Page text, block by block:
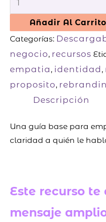
Añadir Al Carrito
Categorías:
negocio, recursos
empatia , identidad ,
proposito,
Descripción
Una guía base para
claridad a quién le
Este recurso
mensaje